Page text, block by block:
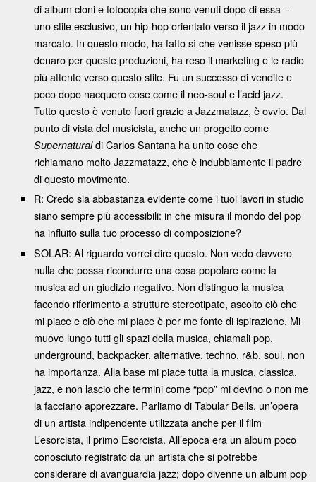
di album cloni e fotocopia che sono venuti dopo di essa –
uno stile esclusivo, un hip-hop orientato verso il jazz in modo
marcato. In questo modo, ha fatto sì che venisse speso più
denaro per queste produzioni, ha reso il marketing e le radio
più attente verso questo stile. Fu un successo di vendite e
poco dopo nacquero cose come il neo-soul e l’acid jazz.
Tutto questo è venuto fuori grazie a Jazzmatazz, è ovvio. Dal
punto di vista del musicista, anche un progetto come
Supernaturaldi Carlos Santana ha unito cose che
richiamano molto Jazzmatazz, che è indubbiamente il padre
di questo movimento.
R: Credo sia abbastanza evidente come i tuoi lavori in studio
siano sempre più accessibili: in che misura il mondo del pop
ha influito sulla tuo processo di composizione?
SOLAR: Al riguardo vorrei dire questo. Non vedo davvero
nulla che possa ricondurre una cosa popolare come la
musica ad un giudizio negativo. Non distinguo la musica
facendo riferimento a strutture stereotipate, ascolto ciò che
mi piace e ciò che mi piace è per me fonte di ispirazione. Mi
muovo lungo tutti gli spazi della musica, chiamali pop,
underground, backpacker, alternative, techno, r&b, soul, non
ha importanza. Alla base mi piace tutta la musica, classica,
jazz, e non lascio che termini come “pop” mi devino o non me
la facciano apprezzare. Parliamo di Tabular Bells, un’opera
di un artista indipendente utilizzata anche per il film
L’esorcista, il primo Esorcista. All’epoca era un album poco
conosciuto registrato da un artista che si potrebbe
considerare di avanguardia jazz; dopo divenne un album pop